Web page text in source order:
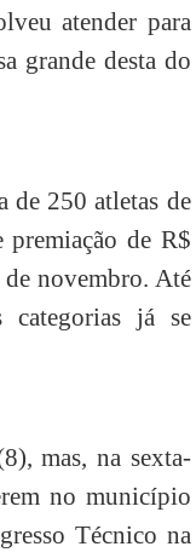
atender para
grande desta do
de 250 atletas de
premiação de R$
novembro. Até
categorias já se
mas, na sexta-
no município
Técnico na